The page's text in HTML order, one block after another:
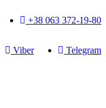
+38 063 372-19-80
Telegram
Viber